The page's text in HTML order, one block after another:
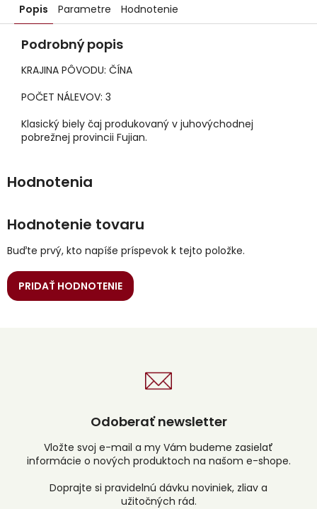
Popis Parametre Hodnotenie
Podrobný popis
KRAJINA PÔVODU: ČÍNA
POČET NÁLEVOV: 3
Klasický biely čaj produkovaný v juhovýchodnej
pobrežnej provincii Fujian.
Hodnotenie tovaru
Buďte prvý, kto napíše príspevok k tejto položke.
PRIDAŤ HODNOTENIE
Odoberať newsletter
Vložte svoj e-mail a my Vám budeme zasielať
informácie o nových produktoch na našom e-shope.